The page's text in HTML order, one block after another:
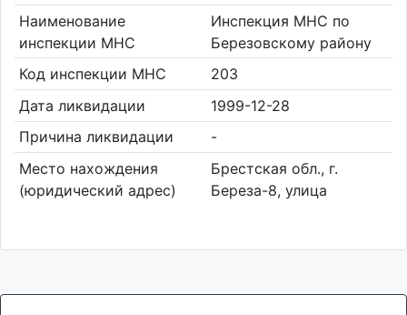
Наименование
инспекции МНС
Инспекция МНС по
Березовскому району
Код инспекции МНС
203
Дата ликвидации
1999-12-28
Причина ликвидации
-
Место нахождения
(юридический адрес)
Брестская обл., г.
Береза-8, улица